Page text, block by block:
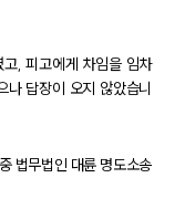
, 피고에게 차임을 임차
나 답장이 오지 않았습니
법무법인 대륜 명도소송